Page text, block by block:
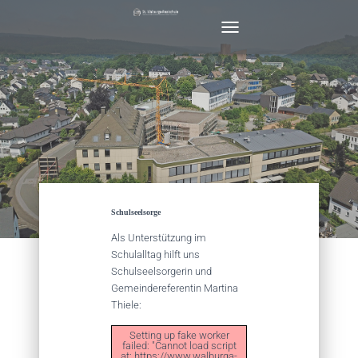
A
V
I
G
A
T
I
O
N
N
Schulseelsorge
Als Unterstützung im
Schulalltag hilft uns
Schulseelsorgerin und
Gemeindereferentin Martina
Thiele:
Setting up fake worker
failed: "Cannot load script